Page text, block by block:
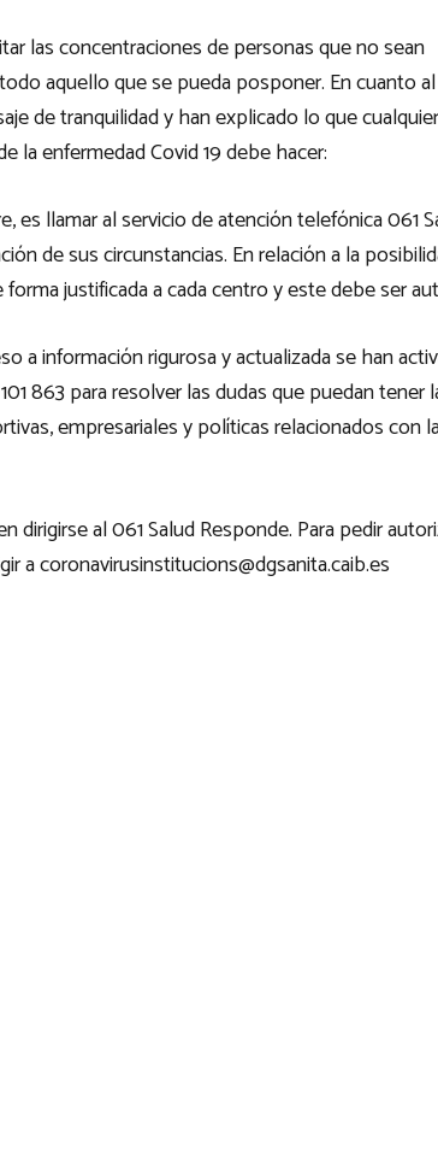
las concentraciones de personas que no sean
aquello que se pueda posponer. En cuanto
de tranquilidad y han explicado lo que cualquier
la enfermedad Covid 19 debe hacer:
llamar al servicio de atención telefónica 061
de sus circunstancias. En relación a la
justificada a cada centro y este debe ser
a información rigurosa y actualizada se han
863 para resolver las dudas que puedan tener
empresariales y políticas relacionados con
dirigirse al 061 Salud Responde. Para pedir
a coronavirusinstitucions@dgsanita.caib.es